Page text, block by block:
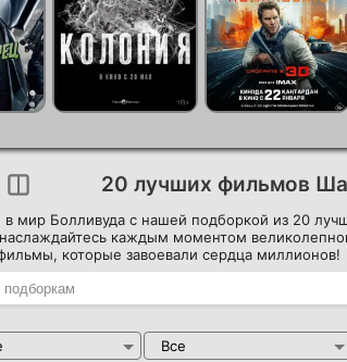
20 лучших фильмов
в мир Болливуда с нашей подборкой из 20
каждым моментом
которые завоевали сердца миллионов!
Все